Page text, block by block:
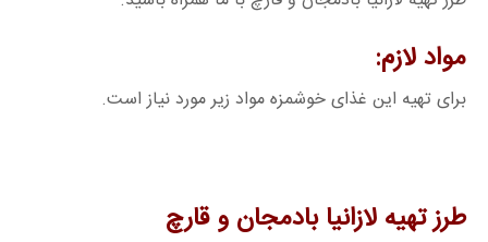
مواد لازم:
برای تهیه این غذای خوشمزه مواد زیر مورد نیاز است.
طرز تهیه لازانیا بادمجان و قارچ